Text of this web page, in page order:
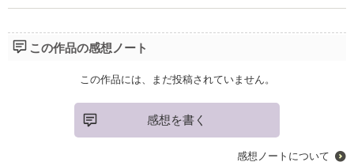
この作品の感想ノート
この作品には、まだ投稿されていません。
感想を書く
感想ノートについて